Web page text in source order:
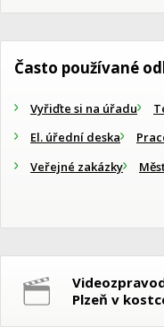
Často používané
Vyřiďte si na úřadu
El. úřední deska
Veřejné zakázky
Plzeň v